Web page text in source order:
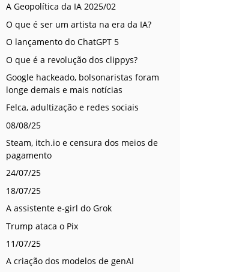
A Geopolítica da IA 2025/02
O que é ser um artista na era da IA?
O lançamento do ChatGPT 5
O que é a revolução dos clippys?
Google hackeado, bolsonaristas foram
longe demais e mais notícias
Felca, adultização e redes sociais
08/08/25
Steam, itch.io e censura dos meios de
pagamento
24/07/25
18/07/25
A assistente e-girl do Grok
Trump ataca o Pix
11/07/25
A criação dos modelos de genAI